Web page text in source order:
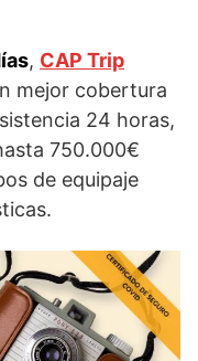
, CAP Trip
mejor cobertura
24 horas,
750.000€
de equipaje